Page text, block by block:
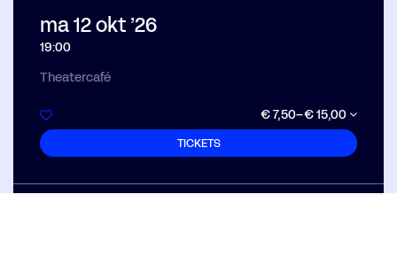
ma 12 okt ’26
19:00
Theatercafé
€ 7,50–€ 15,00
TICKETS